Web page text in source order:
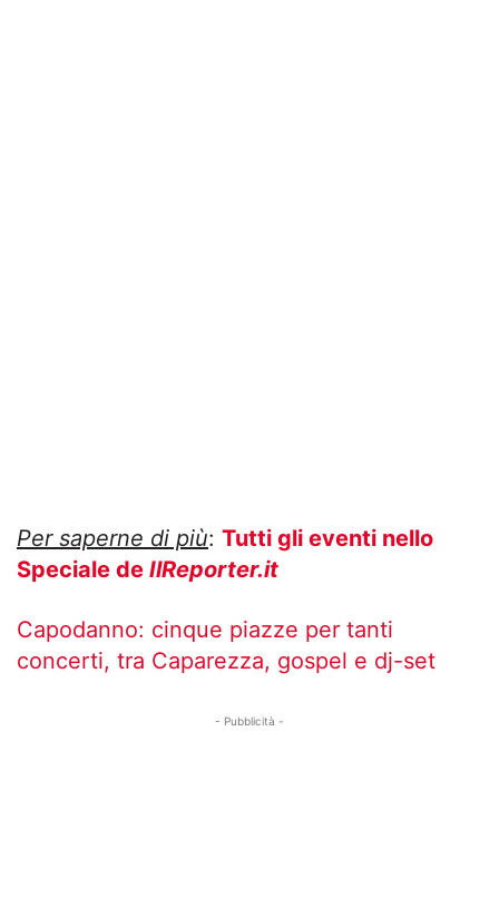
Per saperne di più: Tutti gli eventi nello
Speciale de IlReporter.it
Capodanno: cinque piazze per tanti
concerti, tra Caparezza, gospel e dj-set
- Pubblicità -